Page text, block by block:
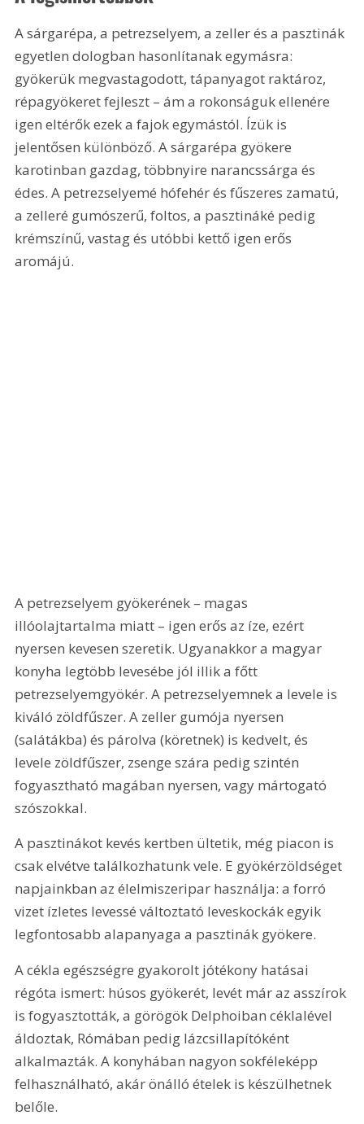
A sárgarépa, a petrezselyem, a zeller és a pasztinák
egyetlen dologban hasonlítanak egymásra:
gyökerük megvastagodott, tápanyagot raktároz,
répagyökeret fejleszt – ám a rokonságuk ellenére
igen eltérők ezek a fajok egymástól. Ízük is
jelentősen különböző. A sárgarépa gyökere
karotinban gazdag, többnyire narancssárga és
édes. A petrezselyemé hófehér és fűszeres zamatú,
a zelleré gumószerű, foltos, a pasztináké pedig
krémszínű, vastag és utóbbi kettő igen erős
aromájú.
A petrezselyem gyökerének – magas
illóolajtartalma miatt – igen erős az íze, ezért
nyersen kevesen szeretik. Ugyanakkor a magyar
konyha legtöbb levesébe jól illik a főtt
petrezselyemgyökér. A petrezselyemnek a levele is
kiváló zöldfűszer. A zeller gumója nyersen
(salátákba) és párolva (köretnek) is kedvelt, és
levele zöldfűszer, zsenge szára pedig szintén
fogyasztható magában nyersen, vagy mártogató
szószokkal.
A pasztinákot kevés kertben ültetik, még piacon is
csak elvétve találkozhatunk vele. E gyökérzöldséget
napjainkban az élelmiszeripar használja: a forró
vizet ízletes levessé változtató leveskockák egyik
legfontosabb alapanyaga a pasztinák gyökere.
A cékla egészségre gyakorolt jótékony hatásai
régóta ismert: húsos gyökerét, levét már az asszírok
is fogyasztották, a görögök Delphoiban céklalével
áldoztak, Rómában pedig lázcsillapítóként
alkalmazták. A konyhában nagyon sokféleképp
felhasználható, akár önálló ételek is készülhetnek
belőle.